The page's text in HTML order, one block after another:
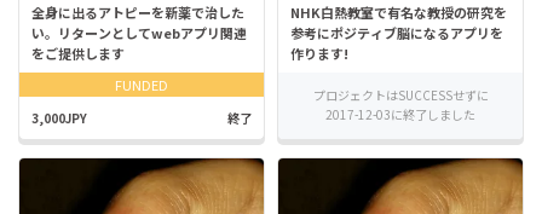
全身に出るアトピーを新薬で治した
い。リターンとしてwebアプリ関連
をご提供します
FUNDED
3,000JPY 終了
NHK白熱教室で有名な教授の研究を
参考にポジティブ脳になるアプリを
作ります!
プロジェクトはSUCCESSせずに
2017-12-03に終了しました